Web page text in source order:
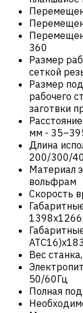
360
Размер
сеткой
Размер
рабочего
заготвки
мм -
Длина
200/300/
Материал
вольфрам
Скорость
Вес
50/60Гц
Полная